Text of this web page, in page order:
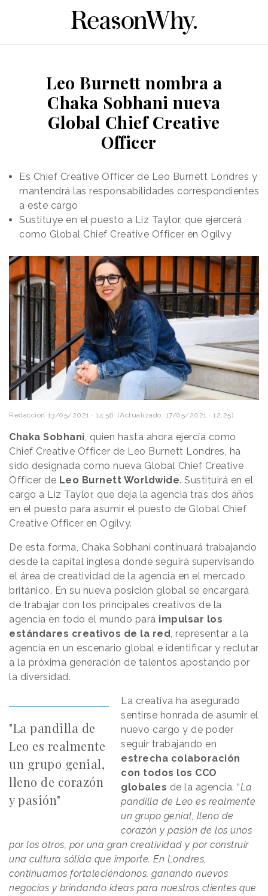
Leo Burnett nombra a
Chaka Sobhani nueva
Global Chief Creative
Officer
Es Chief Creative Officer de Leo Burnett Londres y
mantendrá las responsabilidades correspondientes
a este cargo
Sustituye en el puesto a Liz Taylor, que ejercerá
como Global Chief Creative Officer en Ogilvy
Redacción 13/05/2021 · 14:56 (Actualizado: 17/05/2021 · 12:25)
Chaka Sobhani, quien hasta ahora ejercía como
Chief Creative Officer de Leo Burnett Londres, ha
sido designada como nueva Global Chief Creative
Officer de Leo Burnett Worldwide. Sustituirá en el
cargo a Liz Taylor, que deja la agencia tras dos años
en el puesto para asumir el puesto de Global Chief
Creative Officer en Ogilvy.
De esta forma, Chaka Sobhani continuará trabajando
desde la capital inglesa donde seguirá supervisando
el área de creatividad de la agencia en el mercado
británico. En su nueva posición global se encargará
de trabajar con los principales creativos de la
agencia en todo el mundo para impulsar los
estándares creativos de la red, representar a la
agencia en un escenario global e identificar y reclutar
a la próxima generación de talentos apostando por
la diversidad.
"La pandilla de
Leo es realmente
un grupo genial,
lleno de corazón
y pasión"
La creativa ha asegurado
sentirse honrada de asumir el
nuevo cargo y de poder
seguir trabajando en
estrecha colaboración
con todos los CCO
globales de la agencia. “La
pandilla de Leo es realmente
un grupo genial, lleno de
corazón y pasión de los unos
por los otros, por una gran creatividad y por construir
una cultura sólida que importe. En Londres,
continuamos fortaleciéndonos, ganando nuevos
negocios y brindando ideas para nuestros clientes que